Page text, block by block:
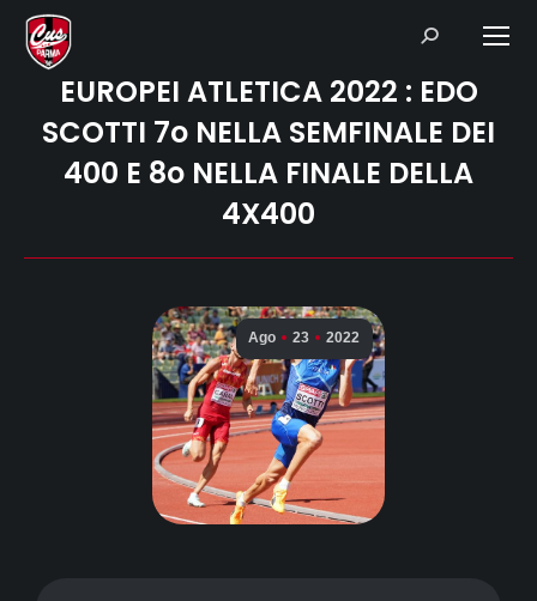
Search:
EUROPEI ATLETICA 2022 : EDO
SCOTTI 7o NELLA SEMFINALE DEI
400 E 8o NELLA FINALE DELLA
4X400
Ago 23 2022